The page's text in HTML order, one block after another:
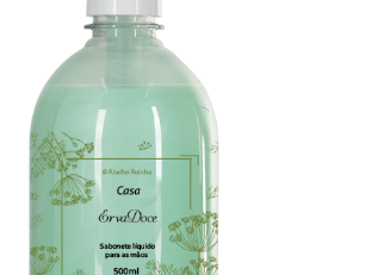
camiseta
doce infancia